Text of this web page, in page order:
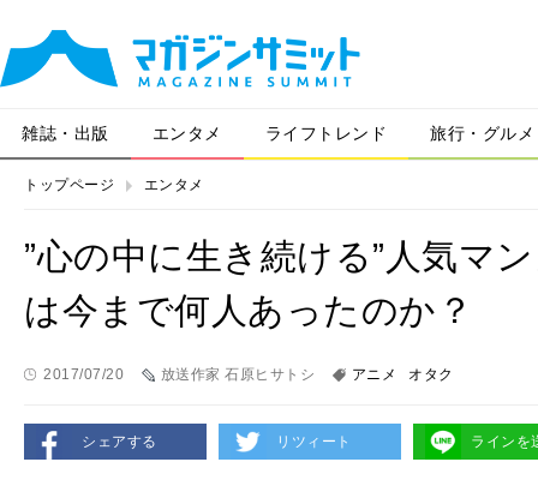
雑誌・出版 エンタメ ライフトレンド 旅行・グルメ
トップページ エンタメ
”心の中に生き続ける”人気マ
は今まで何人あったのか？
2017/07/20 放送作家 石原ヒサトシ アニメ オタク
シェアする リツィート ラインを